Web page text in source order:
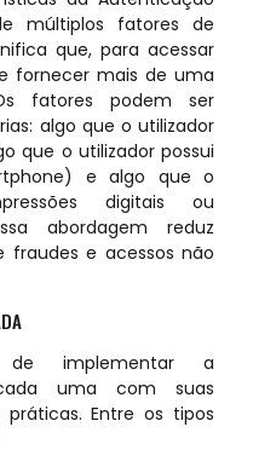
múltiplos fatores de
que, para acessar
fornecer mais de uma
fatores podem ser
algo que o utilizador
que o utilizador possui
e algo que o
digitais ou
abordagem reduz
fraudes e acessos não
de implementar a
uma com suas
Entre os tipos